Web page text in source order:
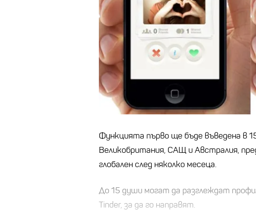
Функцията първо ще бъде въведена в
Великобритания, САЩ и Австралия,
глобален след няколко месеца.
До 15 души могат да разглеждат
Tinder, за да го направят.